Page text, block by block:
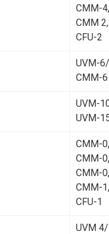
CMM-4,
CMM
CFU-2
UVM-
CMM-6
UVM-
UVM-
CMM-
CMM-
CMM-
CMM-1,
CFU-1
UVM